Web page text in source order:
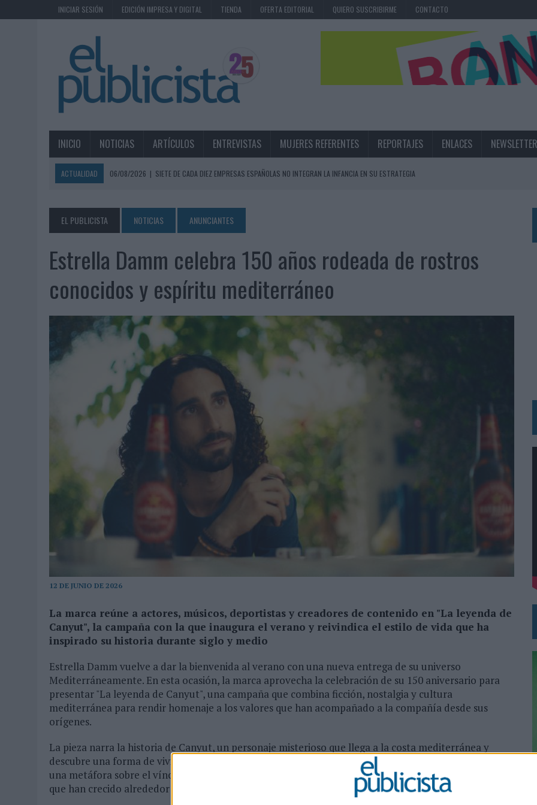
INICIAR SESIÓN EDICIÓN IMPRESA Y DIGITAL TIENDA OFERTA EDITORIAL QUIERO SUSCRIBIRME CONTACTO
INICIO NOTICIAS ARTÍCULOS ENTREVISTAS MUJERES REFERENTES REPORTAJES ENLACES NEWSLETTER
ACTUALIDAD 06/08/2026 | SIETE DE CADA DIEZ EMPRESAS ESPAÑOLAS NO INTEGRAN LA INFANCIA EN SU ESTRATEGIA
06/08/2026 | EL USO DE LA IA GENERATIVA ALCANZA YA AL 62% DE LOS ESPAÑOLES
06/08/2026
SYSTEM1 NOMBRA A KIMBERLY BASTONI COMO NUEVA DIRECTORA COMERCIAL GLOBAL
06/08/2026 | FRIGO Y UNIQLO LANZAN UNA COLECCIÓN PERSONALIZABLE INSPIRADA EN CORNETTO, CALIPPO Y SOLERO
06/08/2026
LA IA ESTÁ SUBIENDO EL LISTÓN DE LA CREATIVIDAD
05/08/2026
FABRA COMUNICACIÓN INCORPORA A CASONÁ Y ASUME LA GESTIÓN DE SUS RELACIONES CON LOS MEDIOS
05/08/2026
LOPESAN HOTELS & RESORTS ACERCA EL PARAÍSO CANARIO EN SU ÚLTIMA CAMPAÑA INTERNACIONAL
LUIS ARQUILLOS (BURGO DE ARIAS): “LA CONSTRUCCIÓN DE MARCA A LARGO PLAZO Y LA MEDICIÓN SON DOS CARAS DE LA MISMA
‘EL PARAÍSO MÁS CERCA’, DE 22GRADOS PARA LOPESAN HOTELS & RESORTS
‘LA ÚNICA CERVEZA DEL MUNDO QUE SE DISFRUTA DOS VECES’, DE INUSUALY PARA CERVEZA CAPAZ
‘EL FÚTBOL SIN LAS PERSONAS’, DE DENTSU CREATIVE PARA ORANGE
CAPAZ, LA CERVEZA QUE CONVIERTE CADA BOTELLA EN UNA OPORTUNIDAD DE INCLUSIÓN
BABARIA Y MAXIBON SON ‘EL MATCH PERFECTO DEL VERANO’
04/08/2026
AUDIBLE REIVINDICA EL PODER TRANSFORMADOR DEL AUDIO EN SU NUEVA CAMPAÑA GLOBAL DE MARCA
03/08/2026
‘VUELVE EL FÚTBOL. VUELVE A SOÑAR’, DE VML PARA MOVISTAR
MOVISTAR APELA A LA ILUSIÓN DE LAS AFICIONES PARA EL REGRESO DEL FÚTBOL
EL PUBLICISTA NOTICIAS ANUNCIANTES
Estrella Damm celebra 150 años rodeada de rostros
conocidos y espíritu mediterráneo
12 DE JUNIO DE 2026
La marca reúne a actores, músicos, deportistas y creadores de contenido en "La leyenda de
Canyut", la campaña con la que inaugura el verano y reivindica el estilo de vida que ha
inspirado su historia durante siglo y medio
Estrella Damm vuelve a dar la bienvenida al verano con una nueva entrega de su universo
Mediterráneamente. En esta ocasión, la marca aprovecha la celebración de su 150 aniversario para
presentar "La leyenda de Canyut", una campaña que combina ficción, nostalgia y cultura
mediterránea para rendir homenaje a los valores que han acompañado a la compañía desde sus
orígenes.
La pieza narra la historia de Canyut, un personaje misterioso que llega a la costa mediterránea y
descubre una forma de vivir que le marcará para siempre. A través de este relato, la marca construye
una metáfora sobre el vínculo emocional que mantiene con el Mediterráneo y con las generaciones
que han crecido alrededor de él.